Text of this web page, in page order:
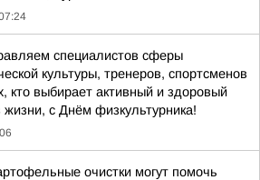
специалистов сферы
культуры, тренеров, спортсменов
кто выбирает активный и здоровый
жизни, с Днём физкультурника!
очистки могут помочь